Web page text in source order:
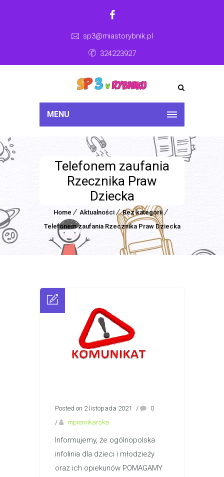
sp3@miastorybnik.pl
324223927
MENU
Telefonem zaufania
Rzecznika Praw
Dziecka
Home Aktualności
Bez kategorii
Telefonem zaufania Rzecznika Praw Dziecka
Posted on 2 listopada 2021 /
0
/
mpiernikarska
Informujemy, że ogólnopolska
infolinia dla dzieci i młodzieży
oraz ich opiekunów POMAGAMY